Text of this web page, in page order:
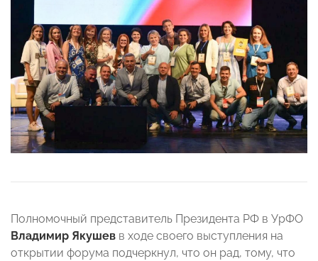
Полномочный представитель Президента РФ в УрФО
Владимир Якушев в ходе своего выступления на
открытии форума подчеркнул, что он рад, тому, что